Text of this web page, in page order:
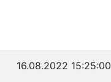
16.08.2022 15:25:00